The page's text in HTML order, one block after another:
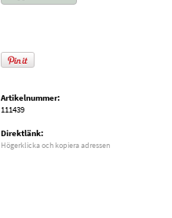
Artikelnummer:
111439
Direktlänk:
Högerklicka och kopiera adressen